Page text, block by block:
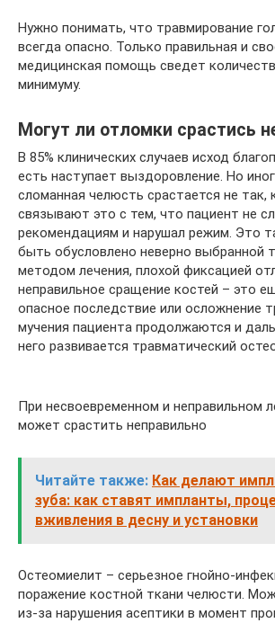
Нужно понимать, что травмирование
всегда опасно. Только правильная и
медицинская помощь сведет
минимуму.
Могут ли отломки срастись
В 85% клинических случаев исход
есть наступает выздоровление. Но
сломанная челюсть срастается не так,
связывают это с тем, что пациент не
рекомендациям и нарушал режим. Это
быть обусловлено неверно выбранной
методом лечения, плохой фиксацией
неправильное сращение костей – это
опасное последствие или осложнение
мучения пациента продолжаются и
него развивается травматический
При несвоевременном и неправильном
может срастить неправильно
Читайте также: Как делают
зуба: как ставят импланты,
вживления в десну и установки
Остеомиелит – серьезное гнойно-
поражение костной ткани челюсти.
из-за нарушения асептики в момент